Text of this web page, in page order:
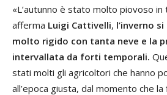
«L’autunno è stato molto piovoso
afferma Luigi Cattivelli, l’inverno
molto rigido con tanta neve e la
intervallata da forti temporali.
stati molti gli agricoltori che hanno
all’epoca giusta, dal momento che